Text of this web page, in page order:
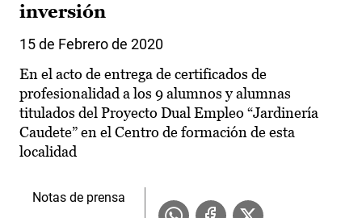
inversión
15 de Febrero de 2020
En el acto de entrega de certificados de
profesionalidad a los 9 alumnos y alumnas
titulados del Proyecto Dual Empleo “Jardinería
Caudete” en el Centro de formación de esta
localidad
Notas de prensa